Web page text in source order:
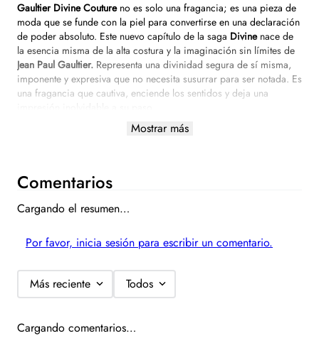
Gaultier Divine Coutureno es solo una fragancia; es una pieza de
moda que se funde con la piel para convertirse en una declaración
de poder absoluto. Este nuevo capítulo de la saga Divinenace de
la esencia misma de la alta costura y la imaginación sin límites de
Jean Paul Gaultier. Representa una divinidad segura de sí misma,
imponente y expresiva que no necesita susurrar para ser notada. Es
una fragancia que cautiva, enciende los sentidos y deja una
aporta una energía vibrante que domina la composición desde el
primer instante.
Nota de Contraste (Merengue Audaz):
suavizando la intensidad frutal con elegancia.
suave y profundamente envolvente. El benjuí otorga una fijación
sensual e inalterable, sellando la fragancia con un aura de misterio.
Mostrar más
Comentarios
Cargando el resumen…
Por favor, inicia sesión para escribir un comentario.
Más reciente Todos
Cargando comentarios…